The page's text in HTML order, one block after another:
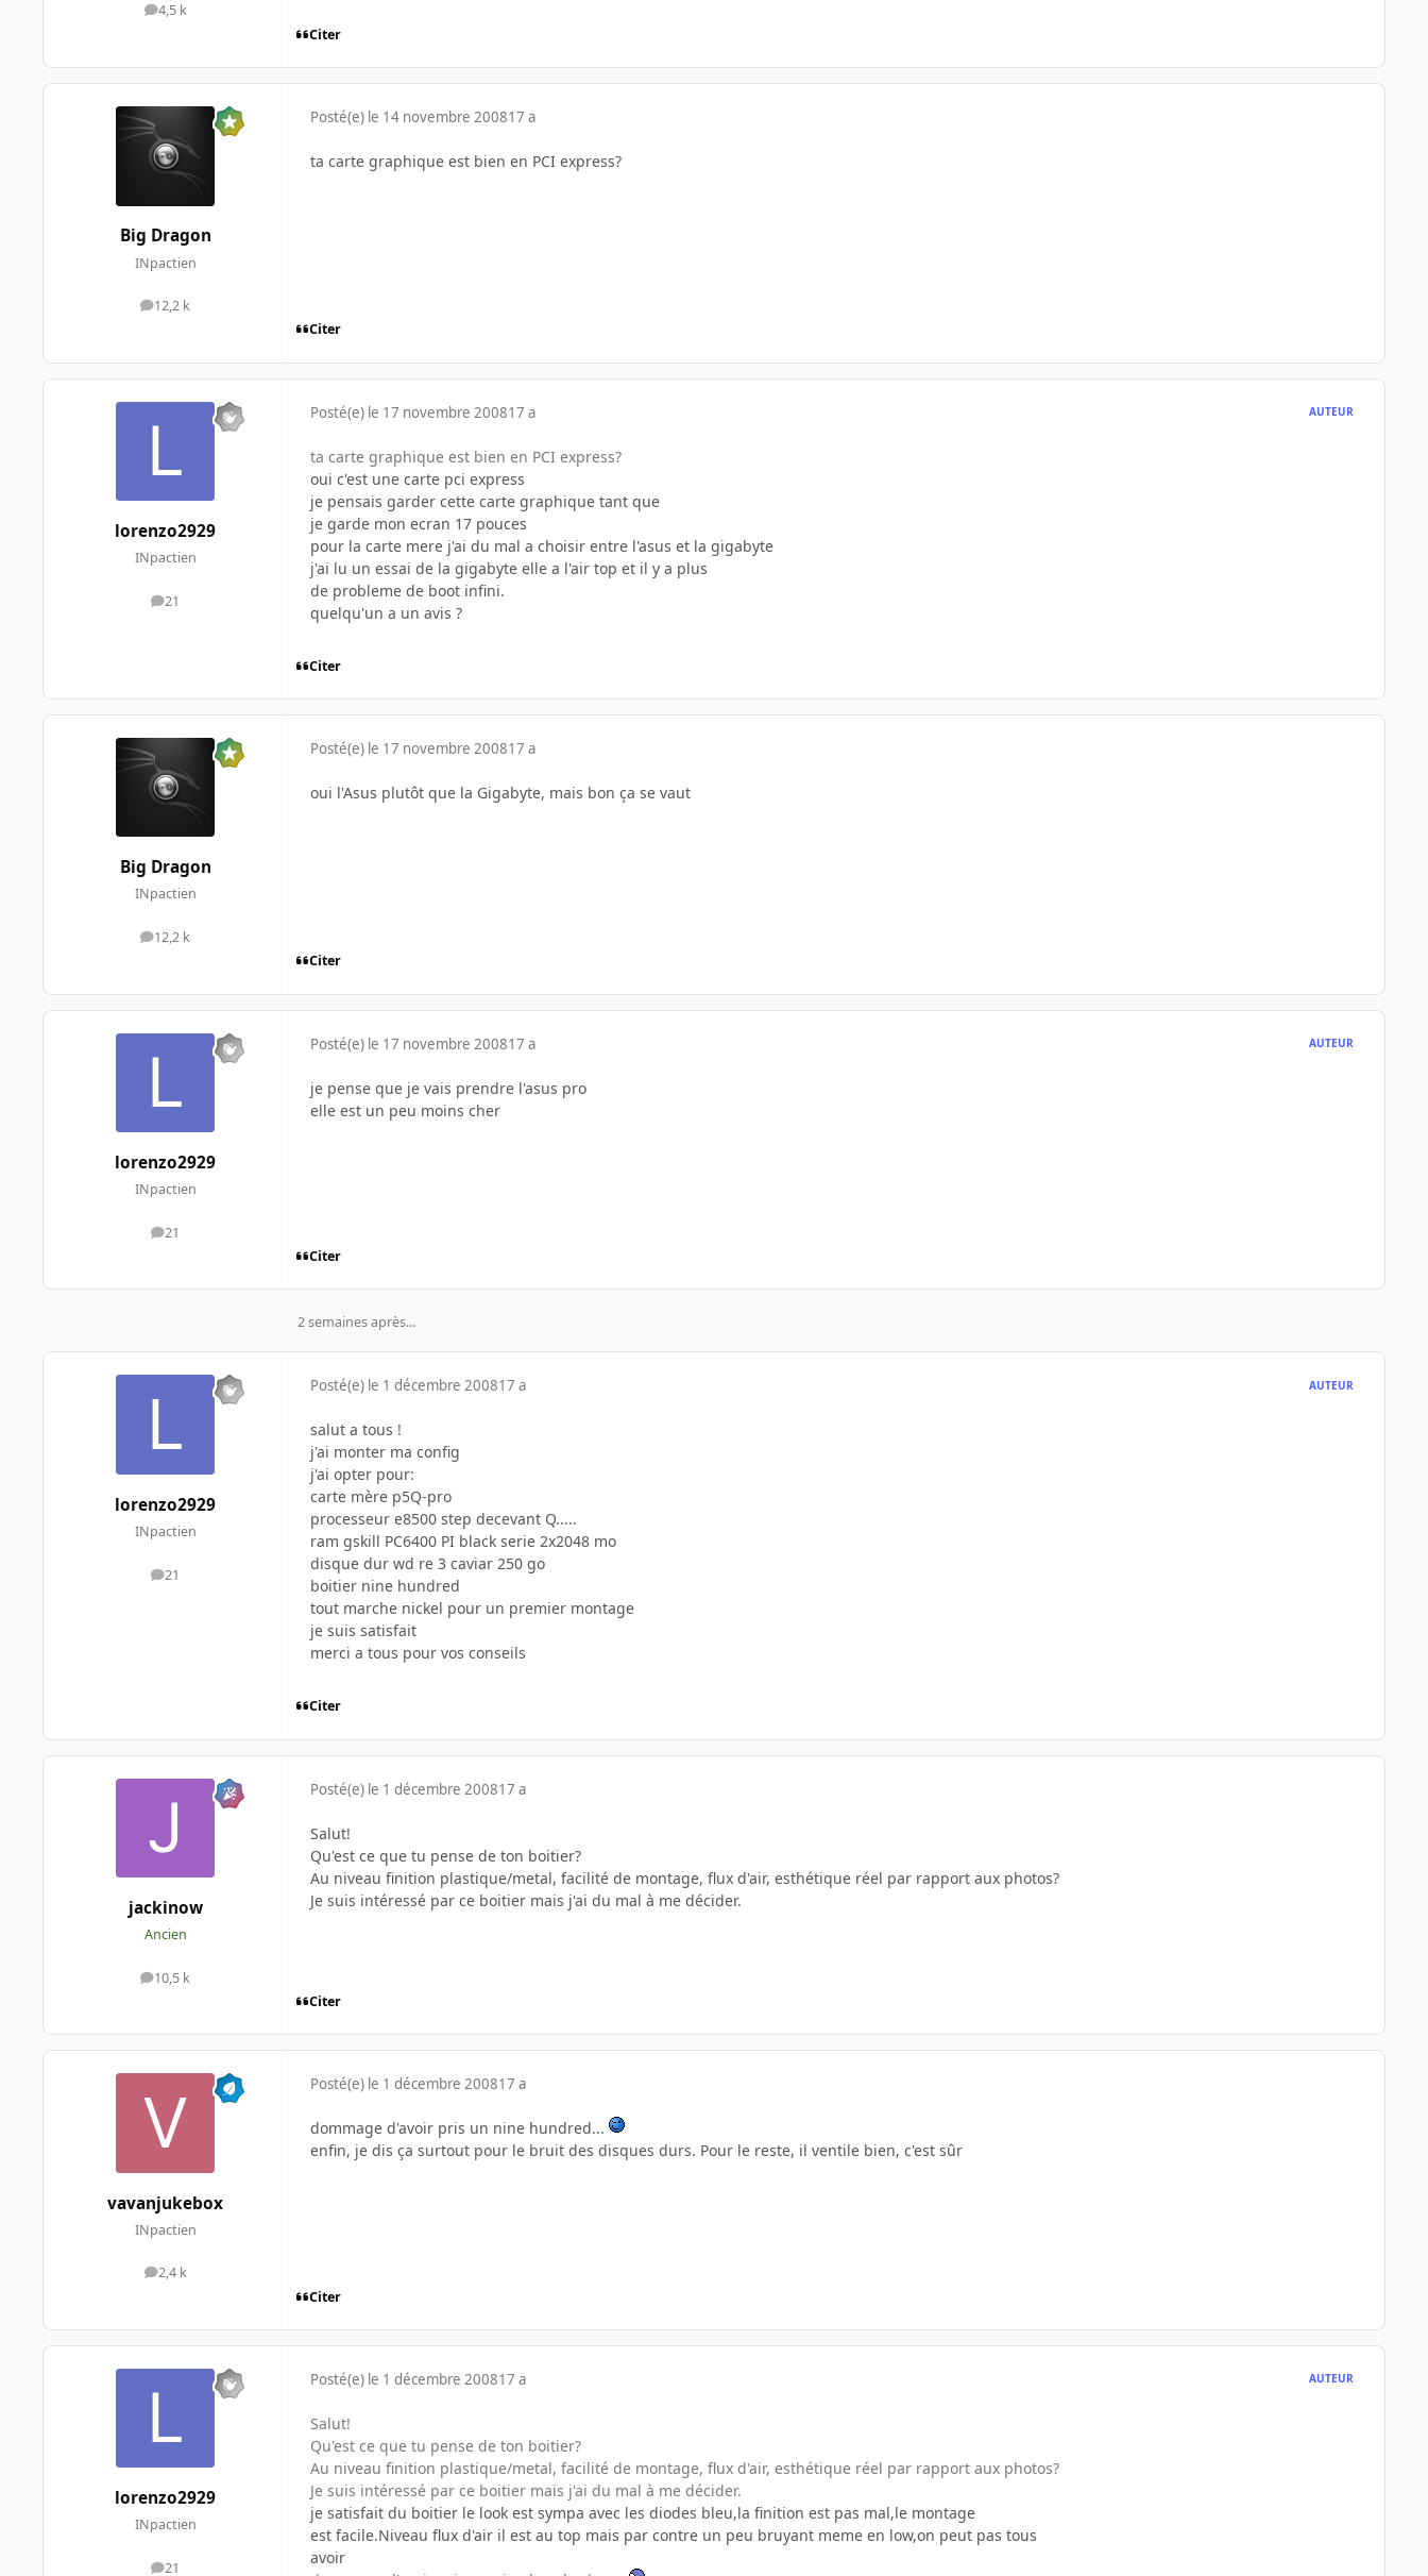
4,5 k
messages
Citer
Big Dragon
INpactien
12,2 k
messages
Posté(e) le 14 novembre 200817 a
ta carte graphique est bien en PCI express?
Citer
lorenzo2929
INpactien
21
messages
Posté(e) le 17 novembre 200817 a AUTEUR
ta carte graphique est bien en PCI express?
oui c'est une carte pci express
je pensais garder cette carte graphique tant que
je garde mon ecran 17 pouces
pour la carte mere j'ai du mal a choisir entre l'asus et la gigabyte
j'ai lu un essai de la gigabyte elle a l'air top et il y a plus
de probleme de boot infini.
quelqu'un a un avis ?
Citer
Big Dragon
INpactien
12,2 k
messages
Posté(e) le 17 novembre 200817 a
oui l'Asus plutôt que la Gigabyte, mais bon ça se vaut
Citer
lorenzo2929
INpactien
21
messages
Posté(e) le 17 novembre 200817 a AUTEUR
je pense que je vais prendre l'asus pro
elle est un peu moins cher
Citer
2 semaines après...
lorenzo2929
INpactien
21
messages
Posté(e) le 1 décembre 200817 a AUTEUR
salut a tous !
j'ai monter ma config
j'ai opter pour:
carte mère p5Q-pro
processeur e8500 step decevant Q.....
ram gskill PC6400 PI black serie 2x2048 mo
disque dur wd re 3 caviar 250 go
boitier nine hundred
tout marche nickel pour un premier montage
je suis satisfait
merci a tous pour vos conseils
Citer
jackinow
Ancien
10,5 k
messages
Posté(e) le 1 décembre 200817 a
Salut!
Qu'est ce que tu pense de ton boitier?
Au niveau finition plastique/metal, facilité de montage, flux d'air, esthétique réel par rapport aux photos?
Je suis intéressé par ce boitier mais j'ai du mal à me décider.
Citer
vavanjukebox
INpactien
2,4 k
messages
Posté(e) le 1 décembre 200817 a
dommage d'avoir pris un nine hundred...
enfin, je dis ça surtout pour le bruit des disques durs. Pour le reste, il ventile bien, c'est sûr
Citer
lorenzo2929
INpactien
21
Posté(e) le 1 décembre 200817 a AUTEUR
Salut!
Qu'est ce que tu pense de ton boitier?
Au niveau finition plastique/metal, facilité de montage, flux d'air, esthétique réel par rapport aux photos?
Je suis intéressé par ce boitier mais j'ai du mal à me décider.
je satisfait du boitier le look est sympa avec les diodes bleu,la finition est pas mal,le montage
est facile.Niveau flux d'air il est au top mais par contre un peu bruyant meme en low,on peut pas tous
avoir